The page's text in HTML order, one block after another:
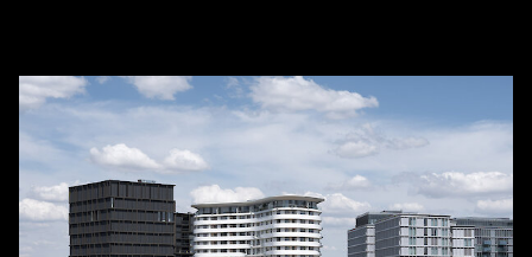
©Duccio Malagamba
Duccio Malagamba
Duccio Malagamba